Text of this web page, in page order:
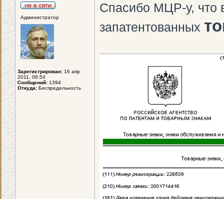
Администратор
Зарегистрирован: 16 апр
2011, 06:54
Сообщений: 1394
Откуда: Беспредельность
Спасибо МЦР-у, что
запатентованных